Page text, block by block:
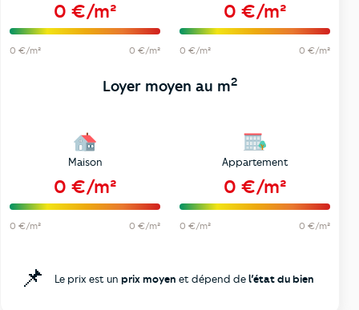
0 €/m²
0 €/m² 0 €/m²
0 €/m²
0 €/m² 0 €/m²
Loyer moyen au m2
Maison
0 €/m²
0 €/m² 0 €/m²
Appartement
0 €/m²
0 €/m² 0 €/m²
📌 Le prix est un prix moyen et dépend del’état du bien